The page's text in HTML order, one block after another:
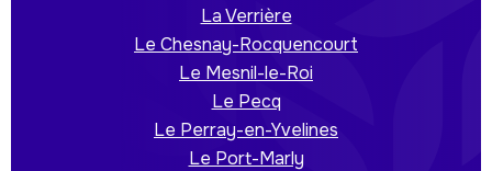
La Verrière
Le Chesnay-Rocquencourt
Le Mesnil-le-Roi
Le Pecq
Le Perray-en-Yvelines
Le Port-Marly